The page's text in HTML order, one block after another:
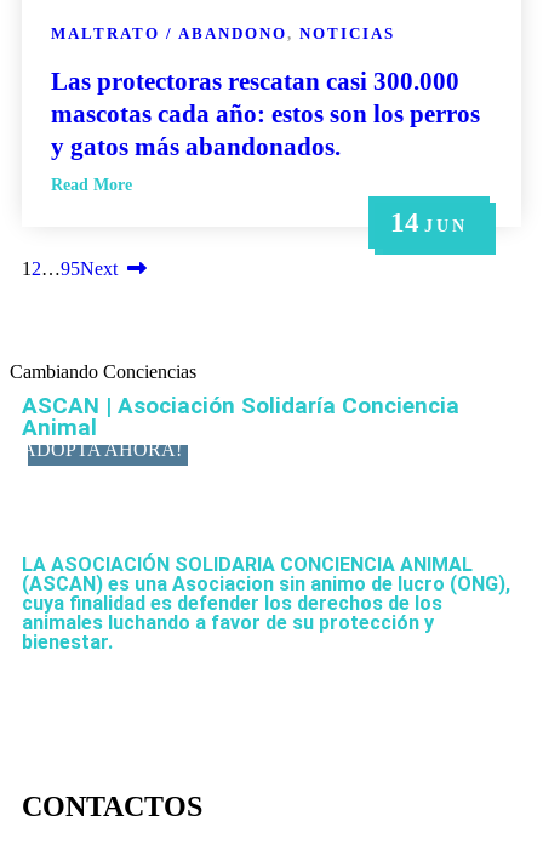
14 JUN
6 MAY
6 MAY
21 JUN
14 JUN
MALTRATO / ABANDONO, NOTICIAS
Las protectoras rescatan casi 300.000
mascotas cada año: estos son los perros
y gatos más abandonados.
Read More
1 2…95Next
Cambiando Conciencias
ASCAN | Asociación Solidaría Conciencia
Animal
ADOPTA AHORA!
LA ASOCIACIÓN SOLIDARIA CONCIENCIA ANIMAL
(ASCAN) es una Asociacion sin animo de lucro (ONG),
cuya finalidad es defender los derechos de los
animales luchando a favor de su protección y
bienestar.
CONTACTOS